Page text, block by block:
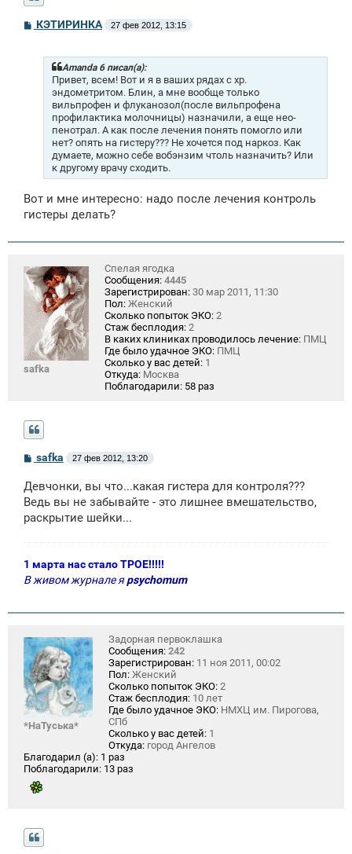
С
о
КЭТИРИНКА 27 фев 2012, 13:15
Amanda 6 писал(а):
Привет, всем! Вот и я в ваших рядах с хр.
эндометритом. Блин, а мне вообще только
вильпрофен и флуканозол(после вильпрофена
профилактика молочницы) назначили, а еще нео-
пенотрал. А как после лечения понять помогло или
нет? опять на гистеру??? Не хочется под наркоз. Как
думаете, можно себе вобэнзим чтоль назначить? Или
к другому врачу сходить.
Вот и мне интересно: надо после лечения контроль
гистеры делать?
safka
Спелая ягодка
Сообщения: 4445
Зарегистрирован: 30 мар 2011, 11:30
Пол: Женский
Сколько попыток ЭКО: 2
Стаж бесплодия: 2
В каких клиниках проводилось лечение: ПМЦ
Где было удачное ЭКО: ПМЦ
Сколько у вас детей: 1
Откуда: Москва
Поблагодарили: 58 раз
С
б
щ
е
н
safka 27 фев 2012, 13:20
Девчонки, вы что...какая гистера для контроля???
Ведь вы не забывайте - это лишнее вмешательство,
раскрытие шейки...
1 марта нас стало ТРОЕ!!!!!
В живом журнале яpsychomum
*НаТуська*
Задорная первоклашка
Сообщения: 242
Зарегистрирован: 11 ноя 2011, 00:02
Пол: Женский
Сколько попыток ЭКО: 2
Стаж бесплодия: 10 лет
Где было удачное ЭКО: НМХЦ им. Пирогова,
СПб
Сколько у вас детей: 1
Откуда: город Ангелов
Благодарил (а): 1 раз
Поблагодарили: 13 раз